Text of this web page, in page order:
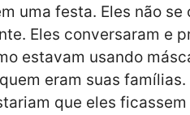
uma festa. Eles não se
Eles conversaram e
estavam usando
eram suas famílias.
que eles